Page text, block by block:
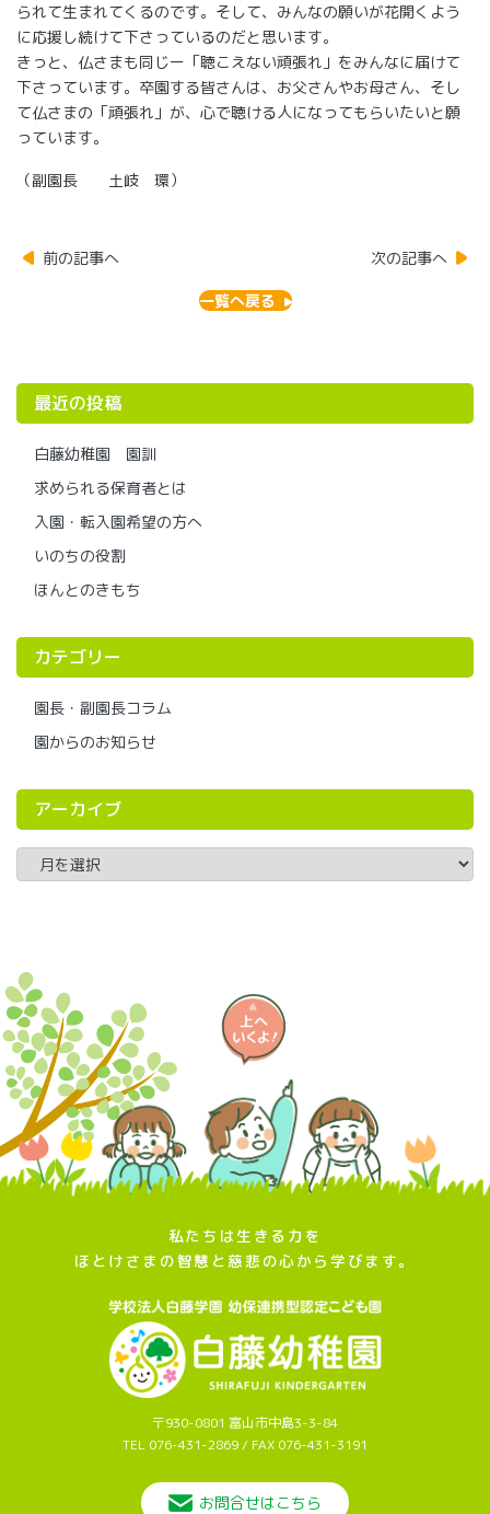
られて生まれてくるのです。そして、みんなの願いが花開くよう
に応援し続けて下さっているのだと思います。
きっと、仏さまも同じー「聴こえない頑張れ」をみんなに届けて
下さっています。卒園する皆さんは、お父さんやお母さん、そし
て仏さまの「頑張れ」が、心で聴ける人になってもらいたいと願
っています。
（副園長 土岐 環）
前の記事へ 次の記事へ
一覧へ戻る
最近の投稿
白藤幼稚園 園訓
求められる保育者とは
入園・転入園希望の方へ
いのちの役割
ほんとのきもち
カテゴリー
園長・副園長コラム
園からのお知らせ
アーカイブ
私たちは生きる力を
ほとけさまの智慧と慈悲の心から学びます。
〒930-0801 富山市中島3-3-84
TEL 076-431-2869 / FAX 076-431-3191
お問合せはこちら